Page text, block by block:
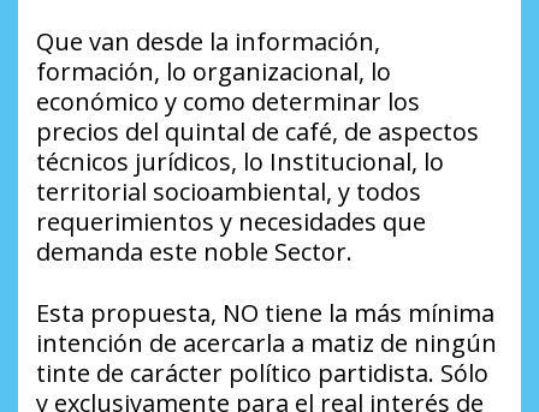
Que van desde la información,
formación, lo organizacional, lo
económico y como determinar los
precios del quintal de café, de aspectos
técnicos jurídicos, lo Institucional, lo
territorial socioambiental, y todos
requerimientos y necesidades que
demanda este noble Sector.
Esta propuesta, NO tiene la más mínima
intención de acercarla a matiz de ningún
tinte de carácter político partidista. Sólo
y exclusivamente para el real interés de